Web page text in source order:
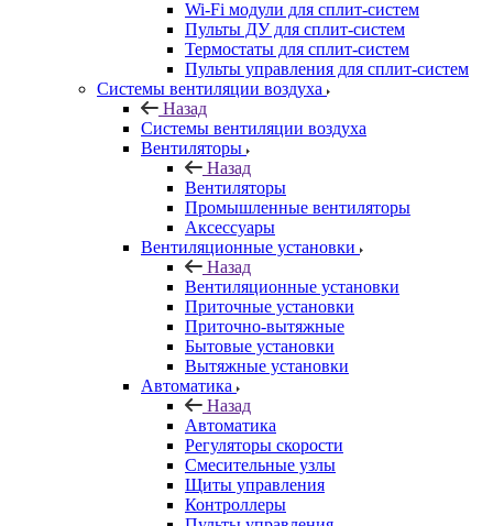
Wi-Fi модули для сплит-систем
Пульты ДУ для сплит-систем
Термостаты для сплит-систем
Пульты управления для сплит-систем
Системы вентиляции воздуха
Назад
Системы вентиляции воздуха
Вентиляторы
Назад
Вентиляторы
Промышленные вентиляторы
Аксессуары
Вентиляционные установки
Назад
Вентиляционные установки
Приточные установки
Приточно-вытяжные
Бытовые установки
Вытяжные установки
Автоматика
Назад
Автоматика
Регуляторы скорости
Смесительные узлы
Щиты управления
Контроллеры